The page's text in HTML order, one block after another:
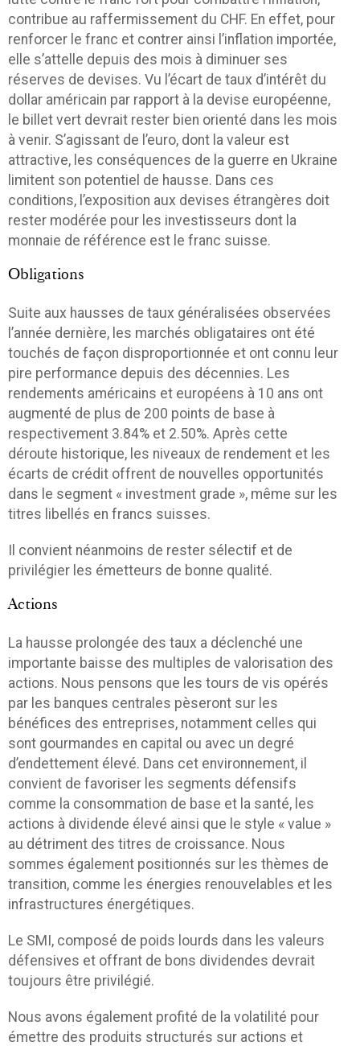
contribue au raffermissement du CHF. En effet, pour
renforcer le franc et contrer ainsi l’inflation importée,
elle s’attelle depuis des mois à diminuer ses
réserves de devises. Vu l’écart de taux d’intérêt du
dollar américain par rapport à la devise européenne,
le billet vert devrait rester bien orienté dans les mois
à venir. S’agissant de l’euro, dont la valeur est
attractive, les conséquences de la guerre en Ukraine
limitent son potentiel de hausse. Dans ces
conditions, l’exposition aux devises étrangères doit
rester modérée pour les investisseurs dont la
monnaie de référence est le franc suisse.
Obligations
Suite aux hausses de taux généralisées observées
l’année dernière, les marchés obligataires ont été
touchés de façon disproportionnée et ont connu leur
pire performance depuis des décennies. Les
rendements américains et européens à 10 ans ont
augmenté de plus de 200 points de base à
respectivement 3.84% et 2.50%. Après cette
déroute historique, les niveaux de rendement et les
écarts de crédit offrent de nouvelles opportunités
dans le segment « investment grade », même sur les
titres libellés en francs suisses.
Il convient néanmoins de rester sélectif et de
privilégier les émetteurs de bonne qualité.
Actions
La hausse prolongée des taux a déclenché une
importante baisse des multiples de valorisation des
actions. Nous pensons que les tours de vis opérés
par les banques centrales pèseront sur les
bénéfices des entreprises, notamment celles qui
sont gourmandes en capital ou avec un degré
d’endettement élevé. Dans cet environnement, il
convient de favoriser les segments défensifs
comme la consommation de base et la santé, les
actions à dividende élevé ainsi que le style « value »
au détriment des titres de croissance. Nous
sommes également positionnés sur les thèmes de
transition, comme les énergies renouvelables et les
infrastructures énergétiques.
Le SMI, composé de poids lourds dans les valeurs
défensives et offrant de bons dividendes devrait
toujours être privilégié.
Nous avons également profité de la volatilité pour
émettre des produits structurés sur actions et